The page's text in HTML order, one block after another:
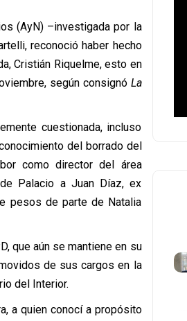
(AyN) –investigada por la
reconoció haber hecho
Cristián Riquelme, esto en
según consignó La
cuestionada, incluso
del borrado del
como director del área
Palacio a Juan Díaz, ex
pesos de parte de Natalia
que aún se mantiene en su
de sus cargos en la
del Interior.
a quien conocí a propósito